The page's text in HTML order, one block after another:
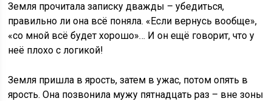
Земля прочитала записку дважды – убедиться,
правильно ли она всё поняла. «Если вернусь вообще»,
«со мной всё будет хорошо»… И он ещё говорит, что у
неё плохо с логикой!
Земля пришла в ярость, затем в ужас, потом опять в
ярость. Она позвонила мужу пятнадцать раз – вне зоны